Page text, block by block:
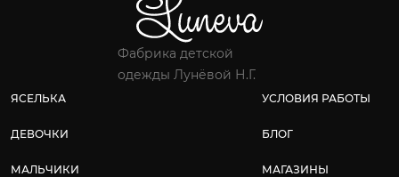
Фабрика детской
одежды Лунёвой Н.Г.
ЯСЕЛЬКА
ДЕВОЧКИ
МАЛЬЧИКИ
УСЛОВИЯ РАБОТЫ
БЛОГ
МАГАЗИНЫ